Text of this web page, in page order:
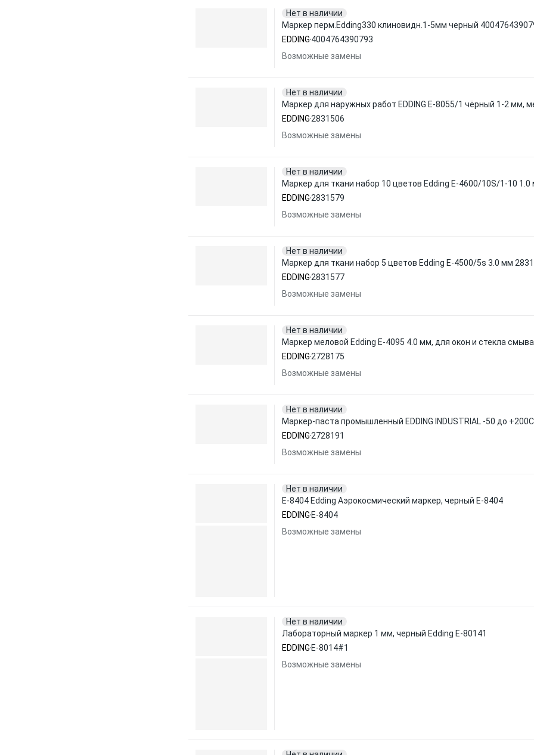
Нет в наличии
Маркер перм.Edding330 клиновидн.1-5мм черный
EDDING 4004764390793
Возможные замены
Нет в наличии
Маркер для наружных работ EDDING E-8055/1 чёрный 1-2 мм,
EDDING 2831506
Возможные замены
Нет в наличии
Маркер для ткани набор 10 цветов Edding E-4600/10S/1-10
EDDING 2831579
Возможные замены
Нет в наличии
Маркер для ткани набор 5 цветов Edding E-4500/5s 3.0 мм
EDDING 2831577
Возможные замены
Нет в наличии
Маркер меловой Edding E-4095 4.0 мм, для окон и стекла
EDDING 2728175
Возможные замены
Нет в наличии
Маркер-паста промышленный EDDING INDUSTRIAL -50 до
EDDING 2728191
Возможные замены
Нет в наличии
E-8404 Edding Аэрокосмический маркер, черный E-8404
EDDING E-8404
Возможные замены
Нет в наличии
Лабораторный маркер 1 мм, черный Edding E-80141
EDDING E-8014#1
Возможные замены